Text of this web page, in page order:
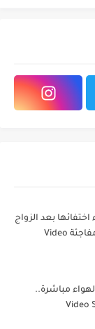
بعد الزواج
في أحدث ظهور لها: تفاصيل مفاجئة Video
مباشرة..